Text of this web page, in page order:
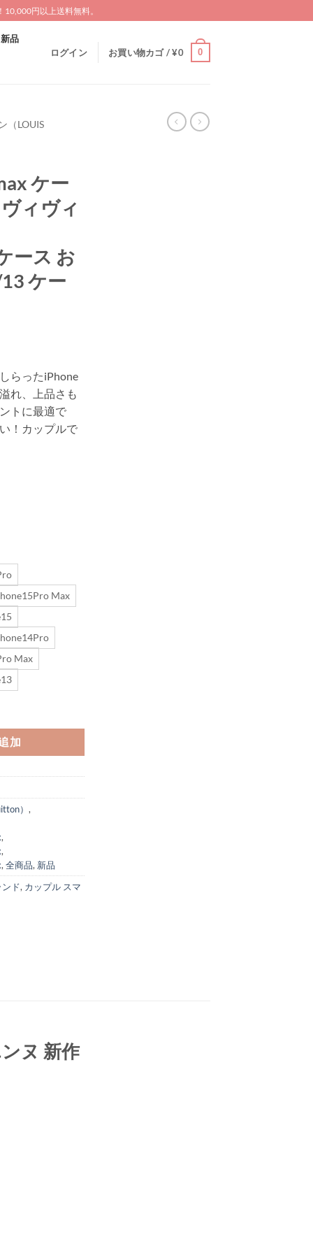
円以上送料無料。
新品
ログイン お買い物カゴ /¥0 0
（LOUIS
ケー
ィヴィ
ース お
ケー
らったiPhone
れ、上品さも
トに最適で
！カップルで
Max
Max
加
） ,
,
,
, 全商品, 新品
ド, カップル スマ
ヌ 新作